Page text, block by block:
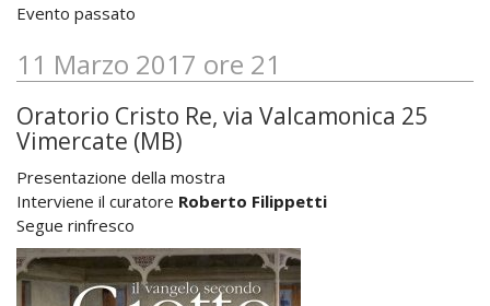
Evento passato
11 Marzo 2017 ore 21
Oratorio Cristo Re, via Valcamonica 25
Vimercate (MB)
Presentazione della mostra
Interviene il curatore Roberto Filippetti
Segue rinfresco